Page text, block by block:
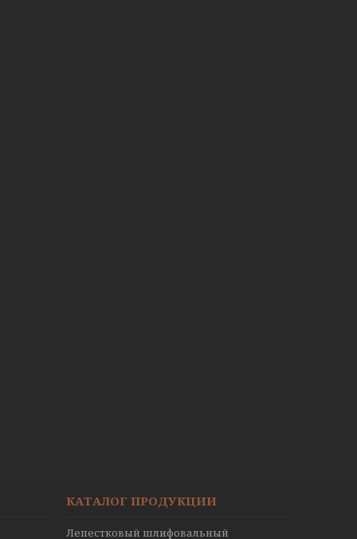
КАТАЛОГ ПРОДУКЦИИ
Лепестковый шлифовальный